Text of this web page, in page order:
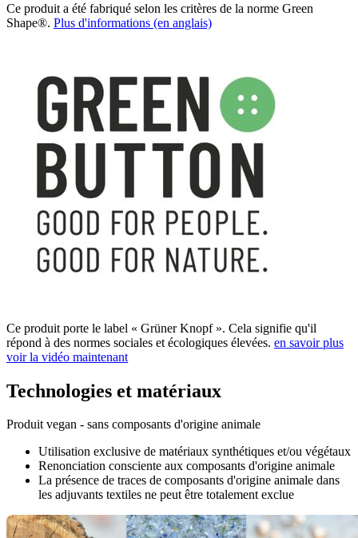
Ce produit a été fabriqué selon les critères de la norme Green
Shape®. Plus d'informations (en anglais)
Ce produit porte le label « Grüner Knopf ». Cela signifie qu'il
répond à des normes sociales et écologiques élevées. en savoir plus
voir la vidéo maintenant
Technologies et matériaux
Produit vegan - sans composants d'origine animale
Utilisation exclusive de matériaux synthétiques et/ou végétaux
Renonciation consciente aux composants d'origine animale
La présence de traces de composants d'origine animale dans
les adjuvants textiles ne peut être totalement exclue